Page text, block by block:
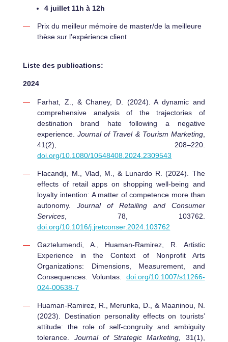
4 juillet 11h à 12h
Prix du meilleur mémoire de master/de la meilleure
thèse sur l’expérience client
Liste des publications:
2024
Farhat, Z., & Chaney, D. (2024). A dynamic and
comprehensive analysis of the trajectories of
destination brand hate following a negative
experience.Journal of Travel & Tourism Marketing,
41(2), 208–220.
doi.org/10.1080/10548408.2024.2309543
Flacandji, M., Vlad, M., & Lunardo R. (2024). The
effects of retail apps on shopping well-being and
loyalty intention: A matter of competence more than
autonomy.Journal of Retailing and Consumer
Services , 78, 103762.
doi.org/10.1016/j.jretconser.2024.103762
Gaztelumendi, A., Huaman-Ramirez, R. Artistic
Experience in the Context of Nonprofit Arts
Organizations: Dimensions, Measurement, and
Consequences. Voluntas. doi.org/10.1007/s11266-
024-00638-7
Huaman-Ramirez, R., Merunka, D., & Maaninou, N.
(2023). Destination personality effects on tourists’
attitude: the role of self-congruity and ambiguity
tolerance. Journal of Strategic Marketing,
31(1),